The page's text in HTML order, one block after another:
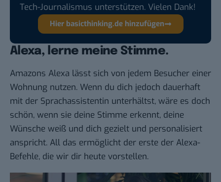
Tech-Journalismus unterstützen. Vielen Dank!
Hier basicthinking.de hinzufügen
Alexa, lerne meine Stimme.
Amazons Alexa lässt sich von jedem Besucher einer
Wohnung nutzen. Wenn du dich jedoch dauerhaft
mit der Sprachassistentin unterhältst, wäre es doch
schön, wenn sie deine Stimme erkennt, deine
Wünsche weiß und dich gezielt und personalisiert
anspricht. All das ermöglicht der erste der Alexa-
Befehle, die wir dir heute vorstellen.